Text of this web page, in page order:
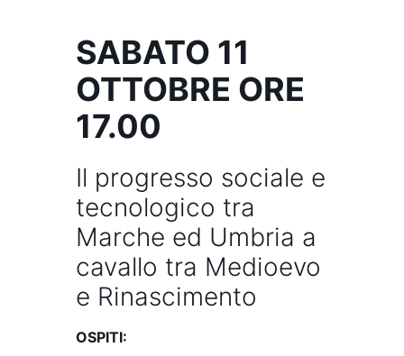
SABATO 11
OTTOBRE ORE
17.00
Il progresso sociale e
tecnologico tra
Marche ed Umbria a
cavallo tra Medioevo
e Rinascimento
OSPITI: